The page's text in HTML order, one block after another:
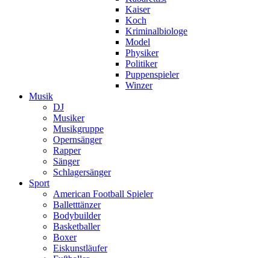
Kaiser
Koch
Kriminalbiologe
Model
Physiker
Politiker
Puppenspieler
Winzer
Musik
DJ
Musiker
Musikgruppe
Opernsänger
Rapper
Sänger
Schlagersänger
Sport
American Football Spieler
Balletttänzer
Bodybuilder
Basketballer
Boxer
Eiskunstläufer